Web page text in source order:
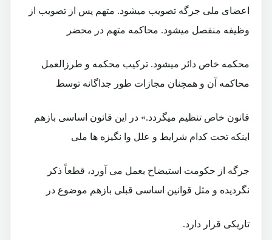
اعضای ملی جرگه تصويب ميشود. متهم پس از تصويب از
وظيفه منفصل ميشود. محاکمه متهم در محضر
محکمه خاص دائر ميشود. ترکيب محکمه و طرزالعمل
محاکمه آن و همچنان مجازات طور جداگانه توسط
قانون خاص تنظيم ميگردد.» در اين قانون اساسی بازهم
اينکه تحت کدام شرايط و علل وا نگيزه ها ملی
جرگه از حکومت استيضاح بعمل می آورد، قطعاً ذکر
نگرديده و مثل قوانين اساسی قبلی بازهم موضوع در
تاريکی قرار دارد.